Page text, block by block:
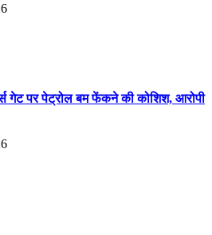
गेट पर पेट्रोल बम फेंकने की कोशिश, आरोपी